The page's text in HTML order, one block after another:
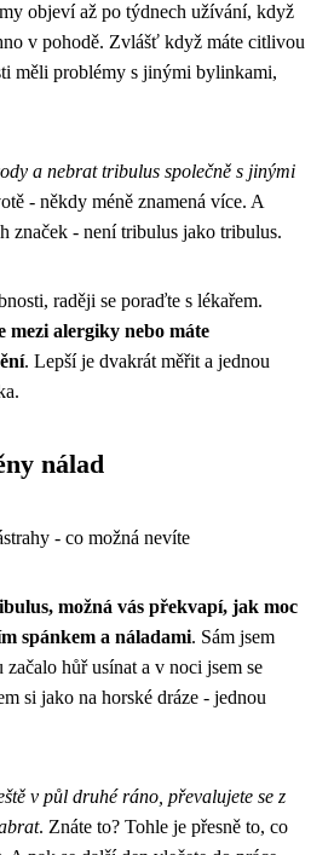
objeví až po týdnech užívání, když
v pohodě. Zvlášť když máte citlivou
měli problémy s jinými bylinkami,
a nebrat tribulus společně s jinými
- někdy méně znamená více. A
značek - není tribulus jako tribulus.
raději se poraďte s lékařem.
alergiky nebo máte
. Lepší je dvakrát měřit a jednou
nálad
- co možná nevíte
možná vás překvapí, jak moc
spánkem a náladami. Sám jsem
hůř usínat a v noci jsem se
si jako na horské dráze - jednou
v půl druhé ráno, převalujete se z
. Znáte to? Tohle je přesně to, co